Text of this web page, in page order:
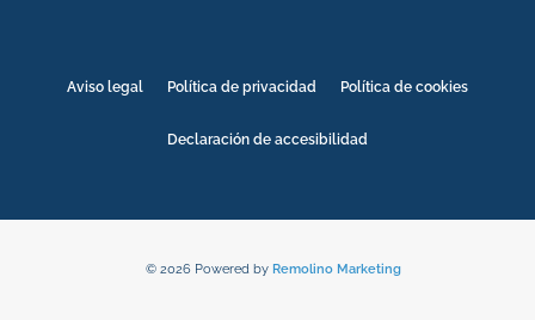
Aviso legal Política de privacidad Política de cookies
Declaración de accesibilidad
© 2026 Powered by Remolino Marketing